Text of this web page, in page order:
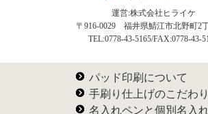
運営:株式会社ヒライケ
〒916-0029 福井県鯖江市北野町2
TEL:0778-43-5165/FAX:0778-43-
パッド印刷について
手刷り仕上げのこだわり
名入れペンと個別名入